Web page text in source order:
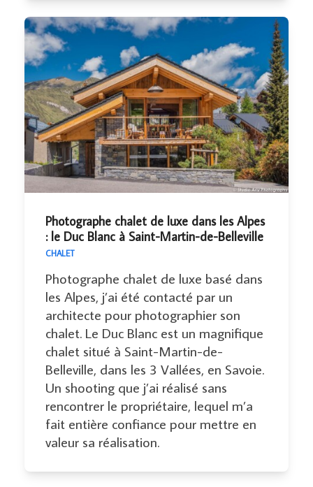
Photographe chalet de luxe dans les Alpes
: le Duc Blanc à Saint-Martin-de-Belleville
CHALET
Photographe chalet de luxe basé dans
les Alpes, j’ai été contacté par un
architecte pour photographier son
chalet. Le Duc Blanc est un magnifique
chalet situé à Saint-Martin-de-
Belleville, dans les 3 Vallées, en Savoie.
Un shooting que j’ai réalisé sans
rencontrer le propriétaire, lequel m’a
fait entière confiance pour mettre en
valeur sa réalisation.